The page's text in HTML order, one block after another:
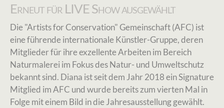
Erneut für LIVE Show ausgewählt
Die "Artists for Conservation" Gemeinschaft (AFC) ist
eine führende internationale Künstler-Gruppe, deren
Mitglieder für ihre exzellente Arbeiten im Bereich
Naturmalerei im Fokus des Natur- und Umweltschutz
bekannt sind. Diana ist seit dem Jahr 2018 ein Signature
Mitglied im AFC und wurde bereits zum vierten Mal in
Folge mit einem Bild in die Jahresausstellung gewählt.